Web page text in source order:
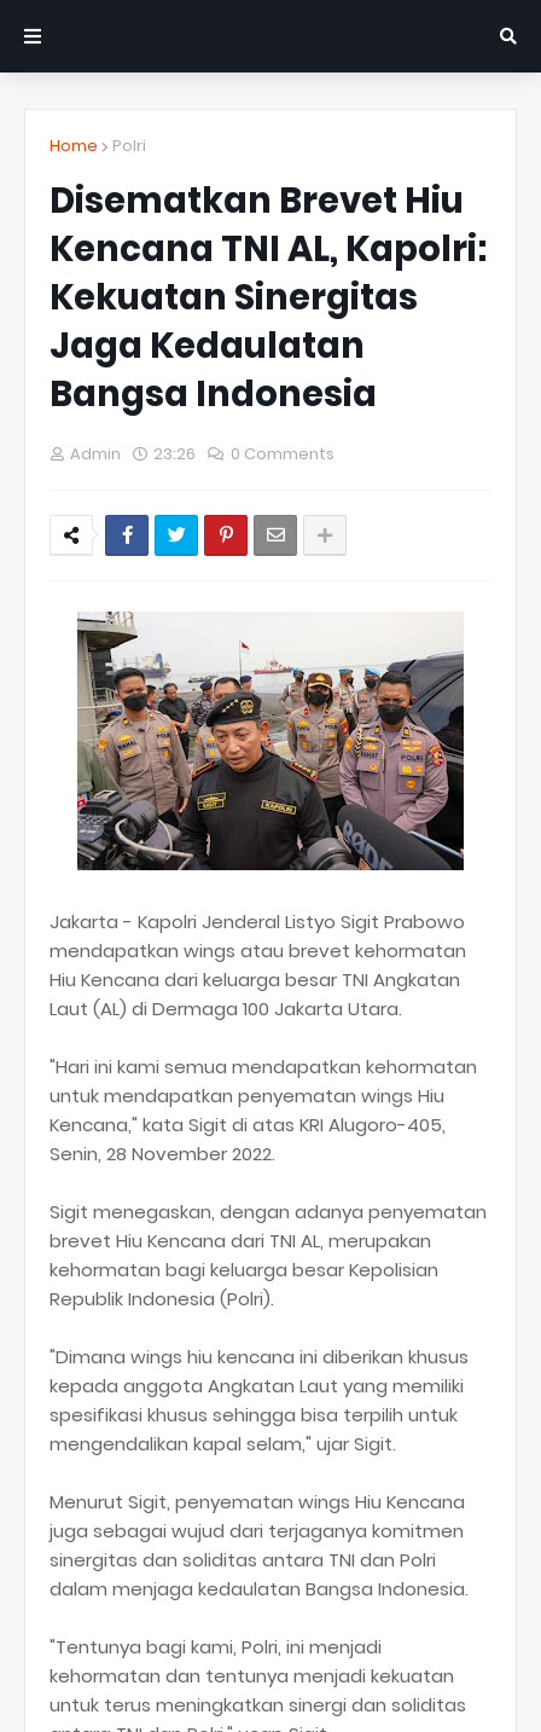
Home Polri
Disematkan Brevet Hiu
Kencana TNI AL, Kapolri:
Kekuatan Sinergitas
Jaga Kedaulatan
Bangsa Indonesia
Admin 23:26 0 Comments
Jakarta - Kapolri Jenderal Listyo Sigit Prabowo
mendapatkan wings atau brevet kehormatan
Hiu Kencana dari keluarga besar TNI Angkatan
Laut (AL) di Dermaga 100 Jakarta Utara.
"Hari ini kami semua mendapatkan kehormatan
untuk mendapatkan penyematan wings Hiu
Kencana," kata Sigit di atas KRI Alugoro-405,
Senin, 28 November 2022.
Sigit menegaskan, dengan adanya penyematan
brevet Hiu Kencana dari TNI AL, merupakan
kehormatan bagi keluarga besar Kepolisian
Republik Indonesia (Polri).
"Dimana wings hiu kencana ini diberikan khusus
kepada anggota Angkatan Laut yang memiliki
spesifikasi khusus sehingga bisa terpilih untuk
mengendalikan kapal selam," ujar Sigit.
Menurut Sigit, penyematan wings Hiu Kencana
juga sebagai wujud dari terjaganya komitmen
sinergitas dan soliditas antara TNI dan Polri
dalam menjaga kedaulatan Bangsa Indonesia.
"Tentunya bagi kami, Polri, ini menjadi
kehormatan dan tentunya menjadi kekuatan
untuk terus meningkatkan sinergi dan soliditas